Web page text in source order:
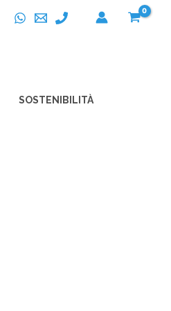
SOSTENIBILITÀ